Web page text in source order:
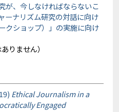
が、今しなければならないこ
ーナリズム研究の対話に向け
クショップ）」の実施に向け
りません）
Ethical Journalism in a
Engaged